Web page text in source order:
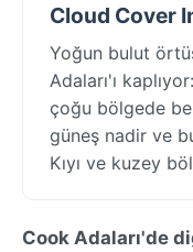
Cloud Cover
Yoğun bulut
Adaları'ı
çoğu bölgede
güneş nadir ve
Kıyı ve kuzey
Cook Adaları'de